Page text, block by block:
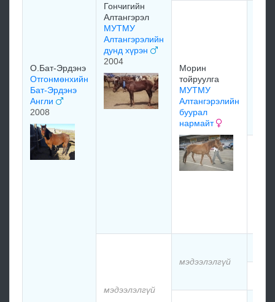
О.Бат-Эрдэнэ
Отгонмөнхийн
Бат-Эрдэнэ
Англи
2008
Гончигийн
Алтангэрэл
МУТМУ
Алтангэрэлийн
дунд хүрэн
2004
Морин
тойруулга
МУТМУ
Алтангэрэлийн
буурал
нармайт
мэдээлэлгүй
мэдээлэлгүй